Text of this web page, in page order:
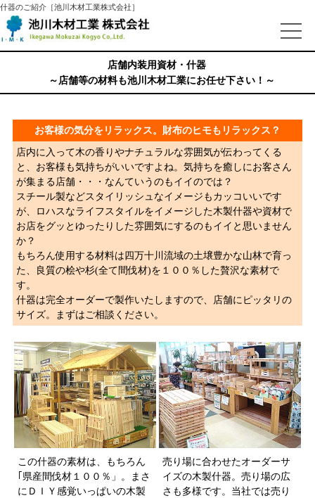
什器のご紹介［池川木材工業株式会社］
店舗内装用資材・什器
～店舗等の材料も池川木材工業にお任せ下さい！～
お客様の気分をリラックス。財布のヒモもリラックス？
店内に入って木の香りやナチュラルな雰囲気が伝わってくる
と、お客様も気持ちがいいですよね。気持ちを癒しにお客さん
が集まる店舗・・・なんていうのもイイのでは？
スチール製などスタイリッシュなイメージもカッコいいです
が、ロハスなライフスタイルをイメージした木製什器や資材で
お店をグッとゆったりした雰囲気にするのもイイと思いません
か？
もちろん使用する材料は四万十川流域の土壌豊かな山林で育っ
た、良質の桧や杉(全て間伐材)を１００％した贅沢な素材で
す。
什器は完全オーダーで製作いたしますので、店舗にピッタリの
サイズ。まずはご相談ください。
この什器の素材は、もちろん
｢県産間伐材１００％」。まさ
にＤＩＹ感覚いっぱいの木製
売り場に合わせたオーダーサ
イズの木製什器。売り場の広
さも多様です。当社では売り